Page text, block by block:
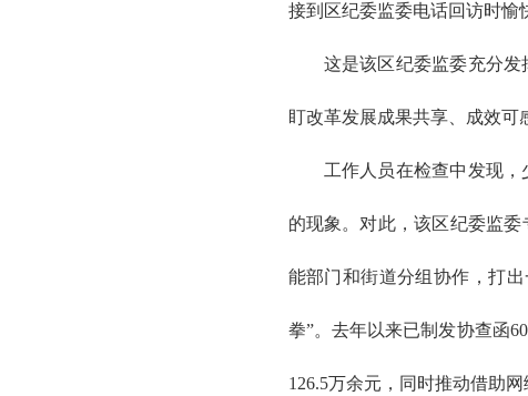
接到区纪委监委电话回访时愉
这是该区纪委监委充分
盯改革发展成果共享、成效可
工作人员在检查中发现
的现象。对此，该区纪委监
能部门和街道分组协作，打
拳”。去年以来已制发协查函
126.5万余元，同时推动借助